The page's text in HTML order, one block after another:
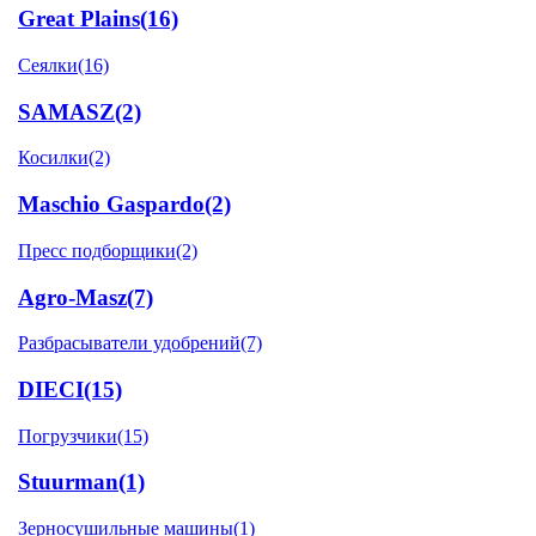
Great Plains(16)
Сеялки(16)
SAMASZ(2)
Косилки(2)
Maschio Gaspardo(2)
Пресс подборщики(2)
Agro-Masz(7)
Разбрасыватели удобрений(7)
DIECI(15)
Погрузчики(15)
Stuurman(1)
Зерносушильные машины(1)